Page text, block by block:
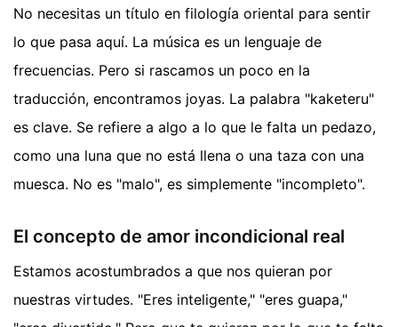
No necesitas un título en filología oriental para sentir
lo que pasa aquí. La música es un lenguaje de
frecuencias. Pero si rascamos un poco en la
traducción, encontramos joyas. La palabra "kaketeru"
es clave. Se refiere a algo a lo que le falta un pedazo,
como una luna que no está llena o una taza con una
muesca. No es "malo", es simplemente "incompleto".
El concepto de amor incondicional real
Estamos acostumbrados a que nos quieran por
nuestras virtudes. "Eres inteligente," "eres guapa,"